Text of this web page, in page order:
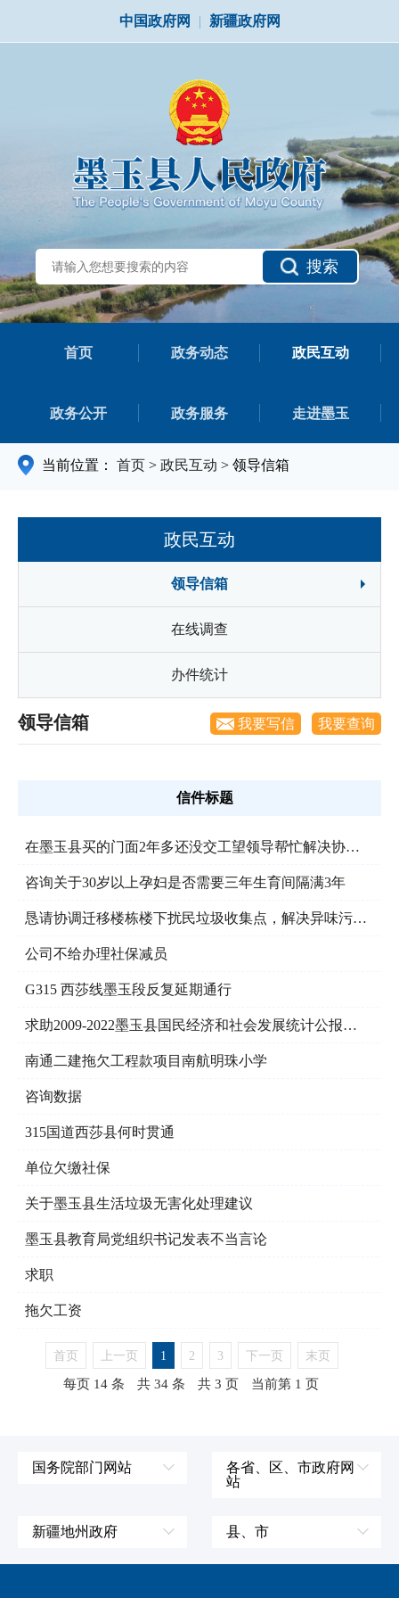
中国政府网 | 新疆政府网
搜索
首页 政务动态 政民互动
政务公开 政务服务 走进墨玉
当前位置： 首页 > 政民互动 > 领导信箱
政民互动
领导信箱
在线调查
办件统计
领导信箱 我要写信 我要查询
信件标题
在墨玉县买的门面2年多还没交工望领导帮忙解决协调谢谢
咨询关于30岁以上孕妇是否需要三年生育间隔满3年
恳请协调迁移楼栋楼下扰民垃圾收集点，解决异味污染问题
公司不给办理社保减员
G315 西莎线墨玉段反复延期通行
求助2009-2022墨玉县国民经济和社会发展统计公报，2009-2025政府工作报告
南通二建拖欠工程款项目南航明珠小学
咨询数据
315国道西莎县何时贯通
单位欠缴社保
关于墨玉县生活垃圾无害化处理建议
墨玉县教育局党组织书记发表不当言论
求职
拖欠工资
首页 上一页 1 2 3 下一页 末页
每页 14 条 共 34 条 共 3 页 当前第 1 页
国务院部门网站
国防部
各省、区、市政府网
站
新疆地州政府
伊犁哈萨克自治州
县、市
皮山县